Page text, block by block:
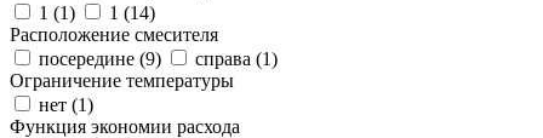
1 (1) 1 (14)
Расположение смесителя
посередине (9) справа (1)
Ограничение температуры
нет (1)
Функция экономии расхода